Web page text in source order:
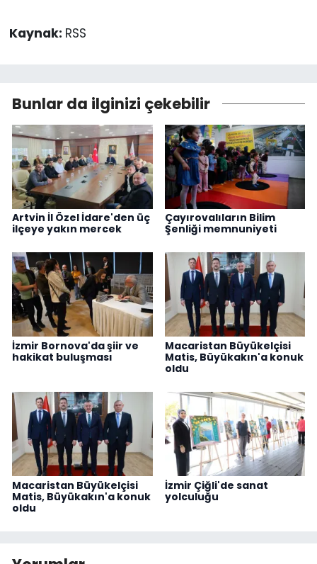
Kaynak: RSS
Bunlar da ilginizi çekebilir
Artvin İl Özel İdare'den üç
ilçeye yakın mercek
Çayırovalıların Bilim
Şenliği memnuniyeti
İzmir Bornova'da şiir ve
hakikat buluşması
Macaristan Büyükelçisi
Matis, Büyükakın'a konuk
oldu
Macaristan Büyükelçisi
Matis, Büyükakın'a konuk
oldu
İzmir Çiğli'de sanat
yolculuğu